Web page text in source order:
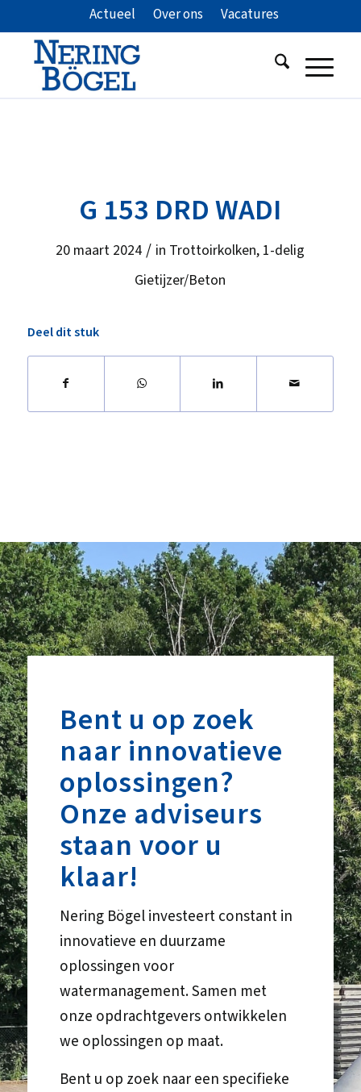
Actueel Over ons Vacatures
G 153 DRD WADI
20 maart 2024 / in Trottoirkolken, 1-delig
Gietijzer/Beton
Deel dit stuk
Bent u op zoek
naar innovatieve
oplossingen?
Onze adviseurs
staan voor u
klaar!
Nering Bögel investeert constant in
innovatieve en duurzame
oplossingen voor
watermanagement. Samen met
onze opdrachtgevers ontwikkelen
we oplossingen op maat.
Bent u op zoek naar een specifieke